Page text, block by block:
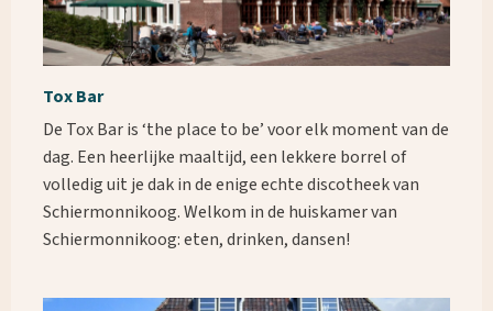
Tox Bar
De Tox Bar is ‘the place to be’ voor elk moment van de
dag. Een heerlijke maaltijd, een lekkere borrel of
volledig uit je dak in de enige echte discotheek van
Schiermonnikoog. Welkom in de huiskamer van
Schiermonnikoog: eten, drinken, dansen!